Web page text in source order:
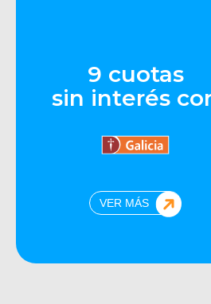
9 cuotas
sin interés
VER MÁS